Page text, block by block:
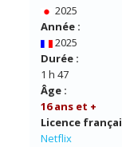
2025
Année :
2025
Durée :
1 h 47
Âge :
16 ans et +
Licence
Netflix